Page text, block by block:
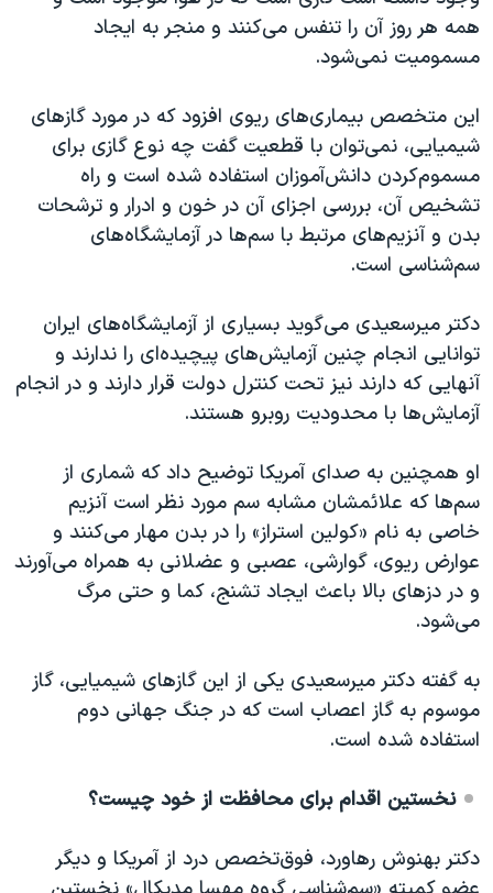
همه هر روز آن را تنفس می‌کنند و منجر به ایجاد
مسمومیت نمی‌شود.
این متخصص بیماری‌های ریوی افزود که در مورد گازهای
شیمیایی، نمی‌توان با قطعیت گفت چه نوع گازی برای
مسموم‌کردن دانش‌آموزان استفاده شده است و راه
تشخیص آن، بررسی اجزای آن در خون و ادرار و ترشحات
بدن و آنزیم‌های مرتبط با سم‌ها در آزمایشگاه‌های
سم‌شناسی است.
دکتر میرسعیدی می‌گوید بسیاری از آزمایشگاه‌های ایران
توانایی انجام چنین آزمایش‌های پیچیده‌ای را ندارند و
آنهایی که دارند نیز تحت کنترل دولت قرار دارند و در انجام
آزمایش‌ها با محدودیت روبرو هستند.
او همچنین به صدای آمریکا توضیح داد که شماری از
سم‌ها که علائمشان مشابه سم مورد نظر است آنزیم
خاصی به نام «کولین استراز» را در بدن مهار می‌کنند و
عوارض ریوی، گوارشی، عصبی و عضلانی به همراه می‌آورند
و در دزهای بالا باعث ایجاد تشنج، کما و حتی مرگ
می‌شود.
به گفته دکتر میرسعیدی یکی از این گازهای شیمیایی، گاز
موسوم به گاز اعصاب است که در جنگ جهانی دوم
استفاده شده است.
نخستین اقدام برای محافظت از خود چیست؟
دکتر بهنوش رهاورد، فوق‌تخصص درد از آمریکا و دیگر